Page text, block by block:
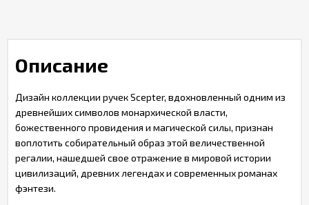
Описание
Дизайн коллекции ручек Scepter, вдохновленный одним из
древнейших символов монархической власти,
божественного провидения и магической силы, признан
воплотить собирательный образ этой величественной
регалии, нашедшей свое отражение в мировой истории
цивилизаций, древних легендах и современных романах
фэнтези.